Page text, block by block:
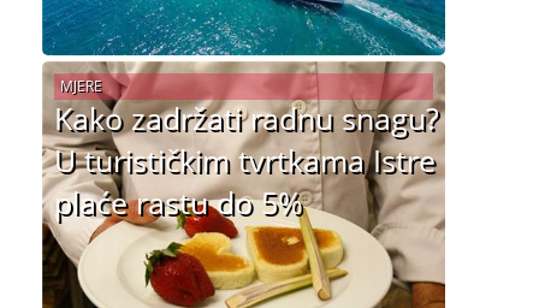
Kako zadržati radnu snagu?
U turističkim tvrtkama Istre
plaće rastu do 5%
MJERE